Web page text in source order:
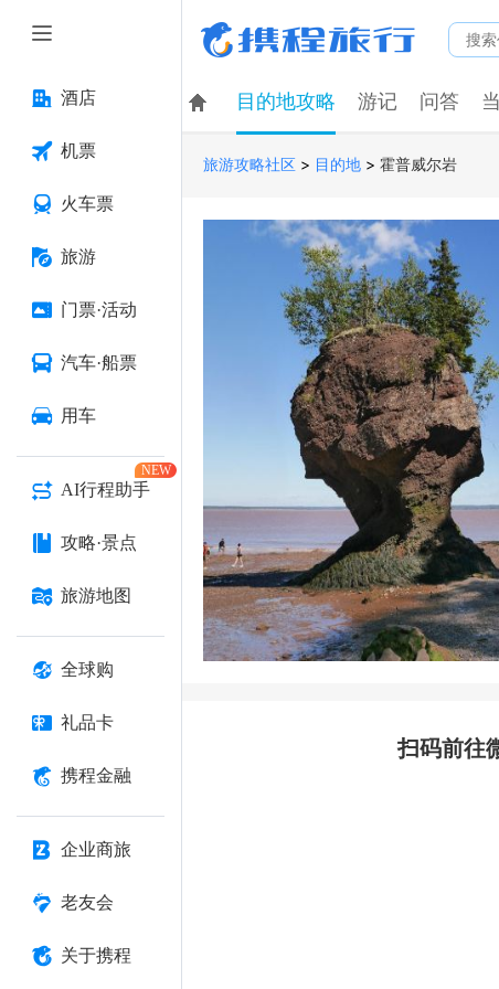
酒店
机票
火车票
旅游
门票·活动
汽车·船票
用车
AI行程助手
NEW
攻略·景点
旅游地图
全球购
礼品卡
携程金融
企业商旅
老友会
关于携程
目的地攻略 游记 问答
旅游攻略社区 > 目的地 > 霍普威尔岩
扫码前往